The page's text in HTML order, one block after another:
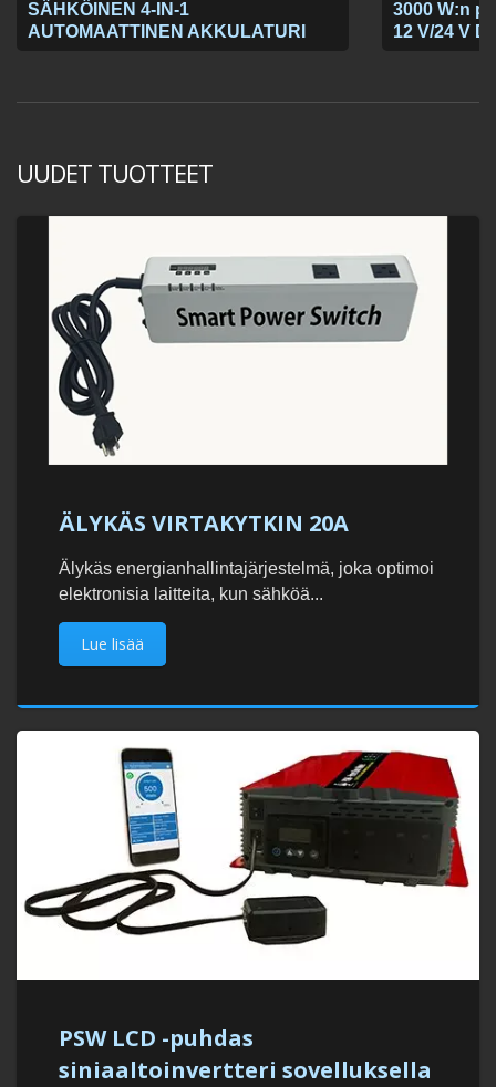
SÄHKÖINEN 4-IN-1
AUTOMAATTINEN AKKULATURI
3000 W:n
12 V/24 V
UUDET TUOTTEET
ÄLYKÄS VIRTAKYTKIN 20A
Älykäs energianhallintajärjestelmä, joka optimoi
elektronisia laitteita, kun sähköä...
Lue lisää
PSW LCD -puhdas
siniaaltoinvertteri sovelluksella